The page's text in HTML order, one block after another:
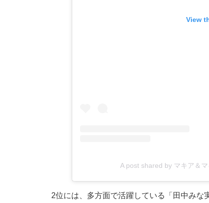
View
A post shared by マキア＆
2位には、多方面で活躍している「田中みな